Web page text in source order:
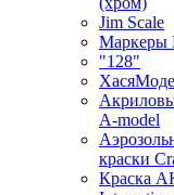
Jim Scale
Маркеры
"128"
A-model
краски
Краска